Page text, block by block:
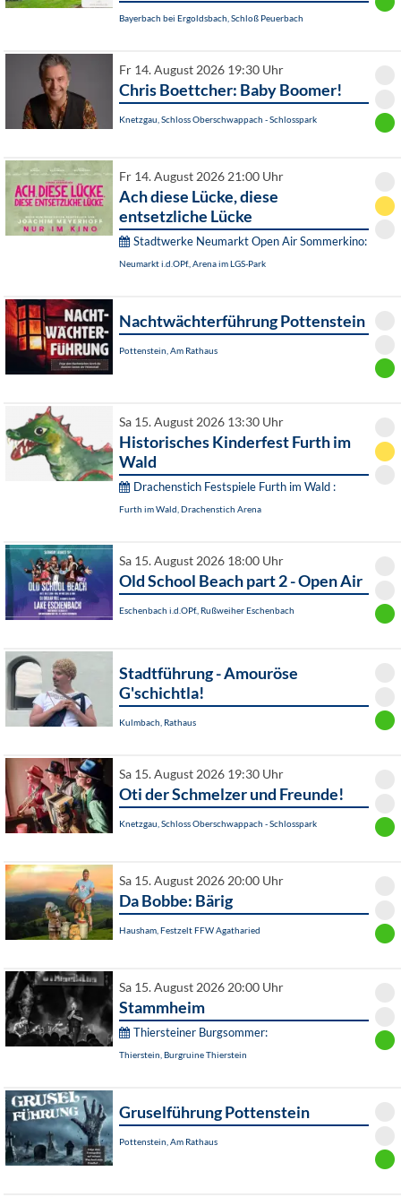
Bayerbach bei Ergoldsbach, Schloß Peuerbach
Fr 14. August 2026 19:30 Uhr
Chris Boettcher: Baby Boomer!
Knetzgau, Schloss Oberschwappach - Schlosspark
Fr 14. August 2026 21:00 Uhr
Ach diese Lücke, diese
entsetzliche Lücke
Stadtwerke Neumarkt Open Air Sommerkino:
Neumarkt i.d.OPf., Arena im LGS-Park
Nachtwächterführung Pottenstein
Pottenstein, Am Rathaus
Sa 15. August 2026 13:30 Uhr
Historisches Kinderfest Furth im
Wald
Drachenstich Festspiele Furth im Wald :
Furth im Wald, Drachenstich Arena
Sa 15. August 2026 18:00 Uhr
Old School Beach part 2 - Open Air
Eschenbach i.d.OPf., Rußweiher Eschenbach
Stadtführung - Amouröse
G'schichtla!
Kulmbach, Rathaus
Sa 15. August 2026 19:30 Uhr
Oti der Schmelzer und Freunde!
Knetzgau, Schloss Oberschwappach - Schlosspark
Sa 15. August 2026 20:00 Uhr
Da Bobbe: Bärig
Hausham, Festzelt FFW Agatharied
Sa 15. August 2026 20:00 Uhr
Stammheim
Thiersteiner Burgsommer:
Thierstein, Burgruine Thierstein
Gruselführung Pottenstein
Pottenstein, Am Rathaus